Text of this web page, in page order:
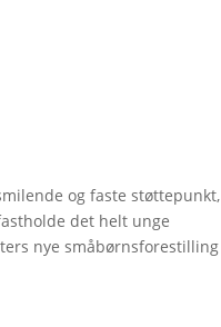
og faste støttepunkt,
det helt unge
nye småbørnsforestilling